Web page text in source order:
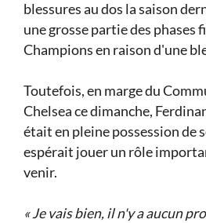
blessures au dos la saison
une grosse partie des phases
Champions en raison d'une
Toutefois, en marge du
Chelsea ce dimanche,
était en pleine possession de
espérait jouer un rôle
venir.
« Je vais bien, il n'y a aucun